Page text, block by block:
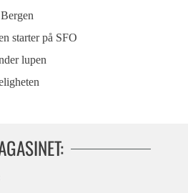
starter på SFO
lupen